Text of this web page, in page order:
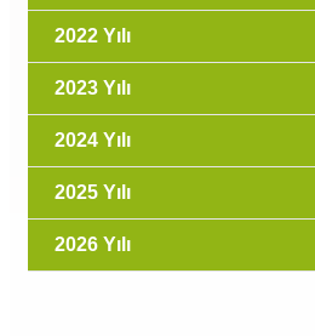
2022 Yılı
2023 Yılı
2024 Yılı
2025 Yılı
2026 Yılı